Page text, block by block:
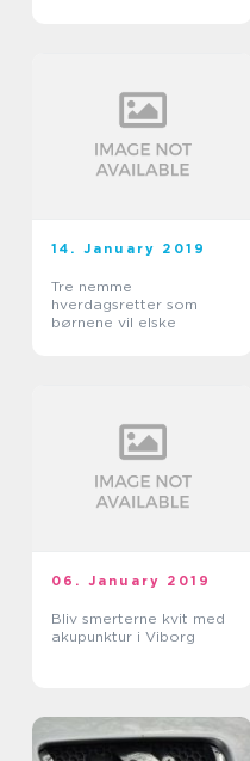
14. January 2019
Tre nemme
hverdagsretter som
børnene vil elske
06. January 2019
Bliv smerterne kvit med
akupunktur i Viborg